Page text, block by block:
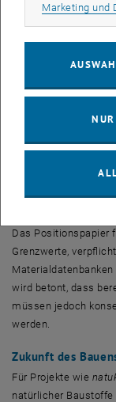
Anforderungen und
Nachhaltig und
Materialkonzepte
Mehrkosten führen
Gegenteil auch
Das Positionspapier
Grenzwerte,
wird betont, dass
müssen jedoch
werden.
Zukunft des
Für Projekte wie
natürlicher
Marketing und